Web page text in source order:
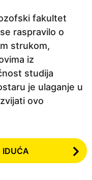
fakultet
raspravilo o
strukom,
iz
studija
je ulaganje u
ovo
IDUĆA